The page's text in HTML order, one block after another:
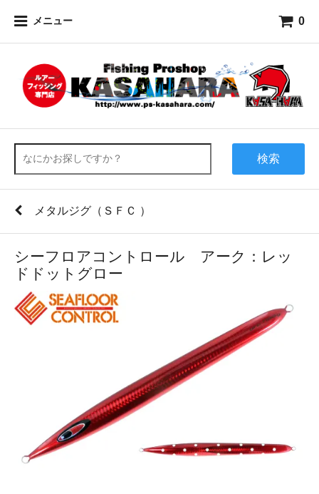
メニュー 0
検索
メタルジグ（ＳＦＣ ）
シーフロアコントロール アーク：レッ
ドドットグロー